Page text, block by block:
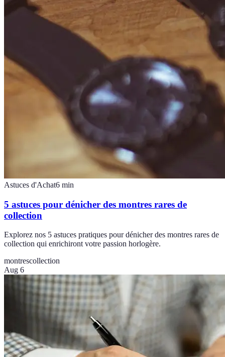
Astuces d'Achat6 min
5 astuces pour dénicher des montres rares de
collection
Explorez nos 5 astuces pratiques pour dénicher des montres rares de
collection qui enrichiront votre passion horlogère.
montrescollection
Aug 6